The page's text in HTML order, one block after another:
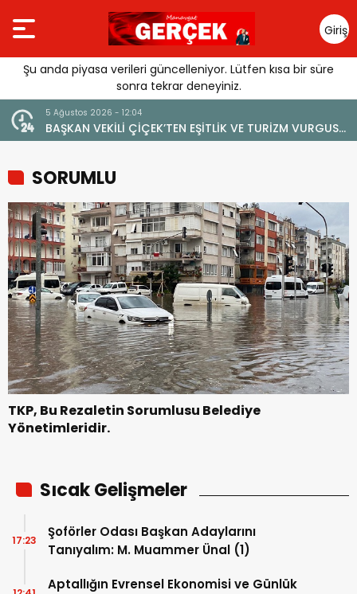
Giriş
Yap
Şu anda piyasa verileri güncelleniyor. Lütfen kısa bir süre
sonra tekrar deneyiniz.
5 Ağustos 2026 - 12:04
BAŞKAN VEKİLİ ÇİÇEK’TEN EŞİTLİK VE TURİZM VURGUSU:
“MANAVGAT’IN MARKA DEĞERİNE ZARAR VERİLMEMELİ”
SORUMLU
TKP, Bu Rezaletin Sorumlusu Belediye
Yönetimleridir.
Sıcak Gelişmeler
Şoförler Odası Başkan Adaylarını
Tanıyalım: M. Muammer Ünal (1)
17:23
Aptallığın Evrensel Ekonomisi ve Günlük